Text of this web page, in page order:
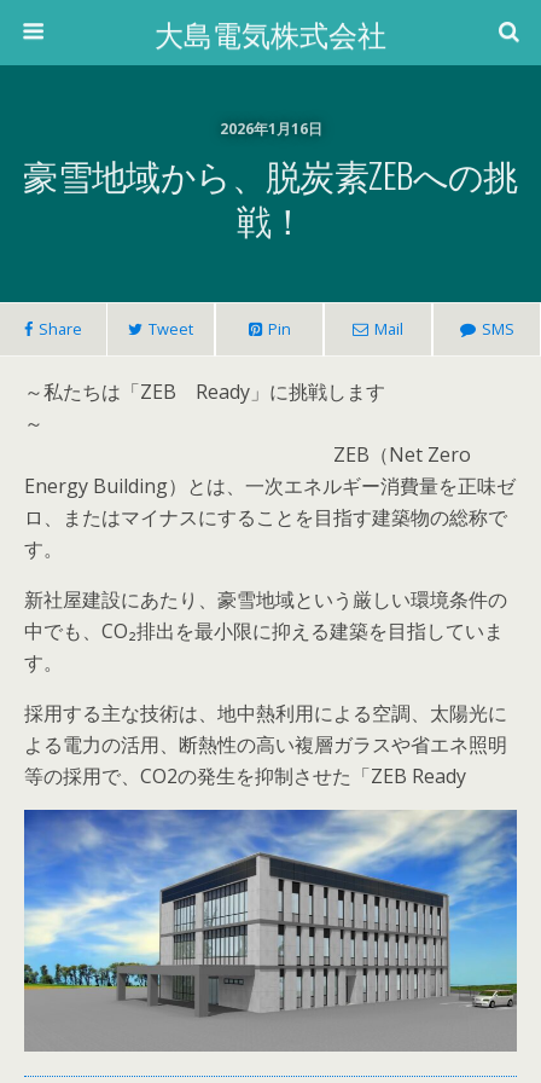
大島電気株式会社
2026年1月16日
豪雪地域から、脱炭素ZEBへの挑
戦！
Share Tweet Pin Mail SMS
～私たちは「ZEB Ready」に挑戦します
～
ZEB（Net Zero
Energy Building）とは、一次エネルギー消費量を正味ゼ
ロ、またはマイナスにすることを目指す建築物の総称で
す。
新社屋建設にあたり、豪雪地域という厳しい環境条件の
中でも、CO₂排出を最小限に抑える建築を目指していま
す。
採用する主な技術は、地中熱利用による空調、太陽光に
よる電力の活用、断熱性の高い複層ガラスや省エネ照明
等の採用で、CO2の発生を抑制させた「ZEB Ready